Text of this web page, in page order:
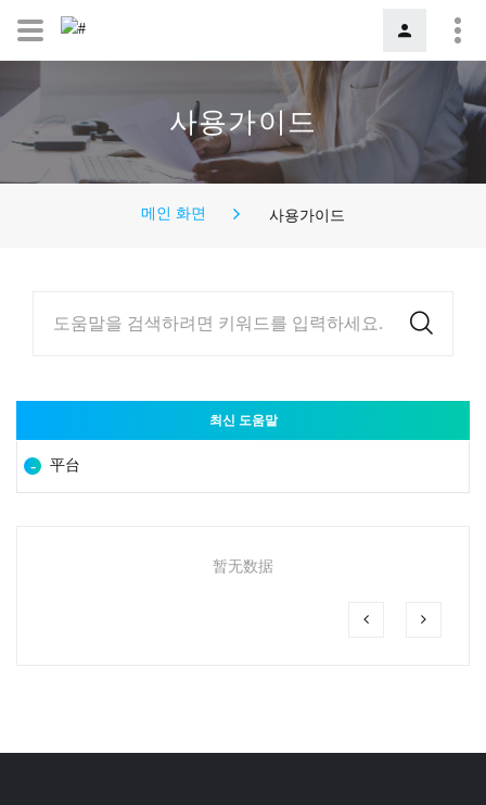
사용가이드
메인 화면 사용가이드
도움말을 검색하려면 키워드를 입력하세요.
최신 도움말
平台
暂无数据